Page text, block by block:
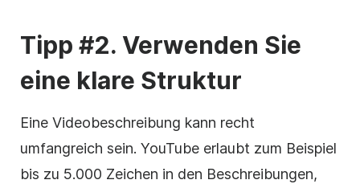
Tipp #2. Verwenden Sie
eine klare Struktur
Eine Videobeschreibung kann recht
umfangreich sein. YouTube erlaubt zum Beispiel
bis zu 5.000 Zeichen in den Beschreibungen,